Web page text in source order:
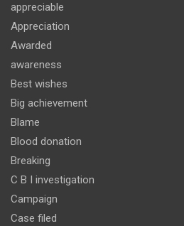
appreciable
Appreciation
Awarded
awareness
Best wishes
Big achievement
Blame
Blood donation
Breaking
C B I investigation
Campaign
Case filed